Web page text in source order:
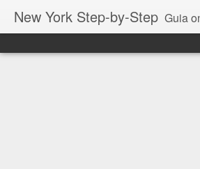
New York Step-by-Step Guia online de